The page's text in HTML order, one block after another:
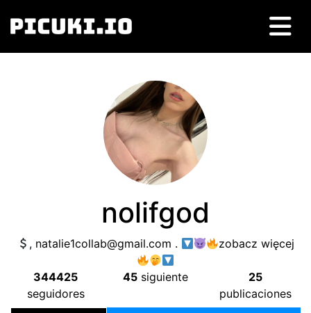
nolifgod
, natalie1collab@gmail.com . zobacz więcej
344425
seguidores
45 siguiente
25
publicaciones